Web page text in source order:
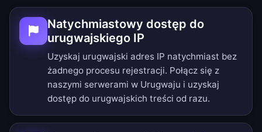
Natychmiastowy dostęp do
urugwajskiego IP
Uzyskaj urugwajski adres IP natychmiast bez
żadnego procesu rejestracji. Połącz się z
naszymi serwerami w Urugwaju i uzyskaj
dostęp do urugwajskich treści od razu.